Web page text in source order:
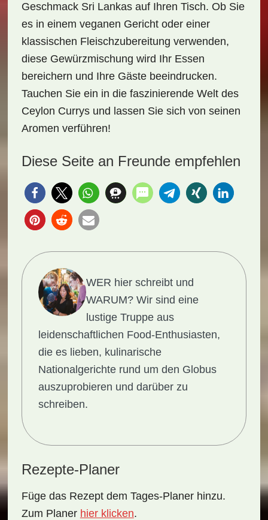
Geschmack Sri Lankas auf Ihren Tisch. Ob Sie
es in einem veganen Gericht oder einer
klassischen Fleischzubereitung verwenden,
diese Gewürzmischung wird Ihr Essen
bereichern und Ihre Gäste beeindrucken.
Tauchen Sie ein in die faszinierende Welt des
Ceylon Currys und lassen Sie sich von seinen
Aromen verführen!
Diese Seite an Freunde empfehlen
WER hier schreibt und
WARUM?Wir sind eine
lustige Truppe aus
leidenschaftlichen Food-Enthusiasten,
die es lieben, kulinarische
Nationalgerichte rund um den Globus
auszuprobieren und darüber zu
schreiben.
Rezepte-Planer
Füge das Rezept dem Tages-Planer hinzu.
Zum Planer hier klicken.